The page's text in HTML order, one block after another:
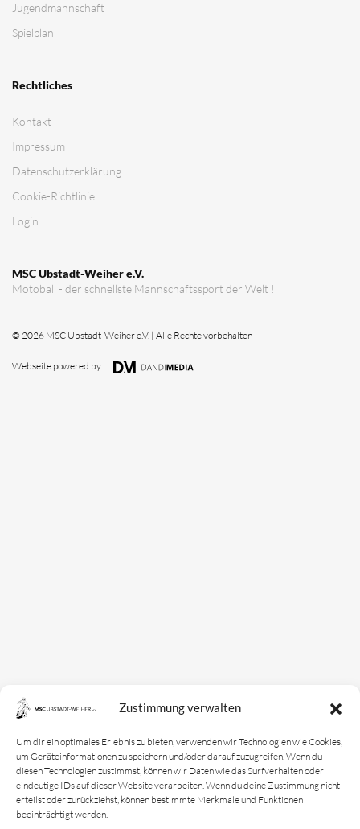
Zustimmung verwalten
Um dir ein optimales Erlebnis zu bieten, verwenden wir Technologien wie Cookies,
um Geräteinformationen zu speichern und/oder darauf zuzugreifen. Wenn du
diesen Technologien zustimmst, können wir Daten wie das Surfverhalten oder
eindeutige IDs auf dieser Website verarbeiten. Wenn du deine Zustimmung nicht
erteilst oder zurückziehst, können bestimmte Merkmale und Funktionen
beeinträchtigt werden.
MSC Ubstadt-Weiher e.V.
Motoball - der schnellste Mannschaftssport der Welt !
Jugendmannschaft
Spielplan
Rechtliches
Kontakt
Impressum
Datenschutz­erklärung
Cookie-Richtlinie
Login
© 2026 MSC Ubstadt-Weiher e.V. | Alle Rechte vorbehalten
Webseite powered by: